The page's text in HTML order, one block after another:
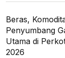
Beras,
Penyumbang
Utama di
2026